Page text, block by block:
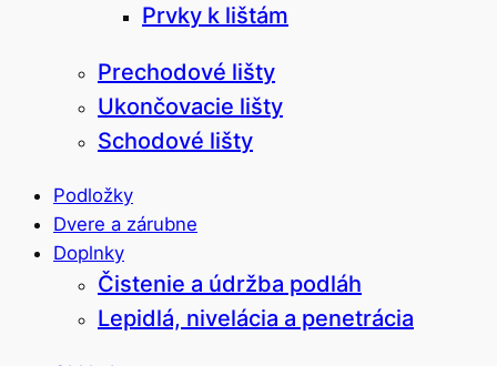
Prvky k lištám
Prechodové lišty
Ukončovacie lišty
Schodové lišty
Podložky
Dvere a zárubne
Doplnky
Čistenie a údržba podláh
Lepidlá, nivelácia a penetrácia